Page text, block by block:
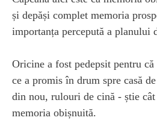
și depăși complet memoria
importanța percepută a planului
Oricine a fost pedepsit pentru
ce a promis în drum spre casă
din nou, rulouri de cină - știe cât
memoria obișnuită.